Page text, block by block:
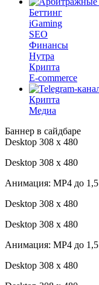
Беттинг
iGaming
SEO
Финансы
Нутра
Крипта
E-commerce
Крипта
Медиа
Баннер в сайдбаре
Desktop 308 х 480
Desktop 308 х 480
Анимация: MP4 до
Desktop 308 х 480
Desktop 308 х 480
Анимация: MP4 до
Desktop 308 х 480